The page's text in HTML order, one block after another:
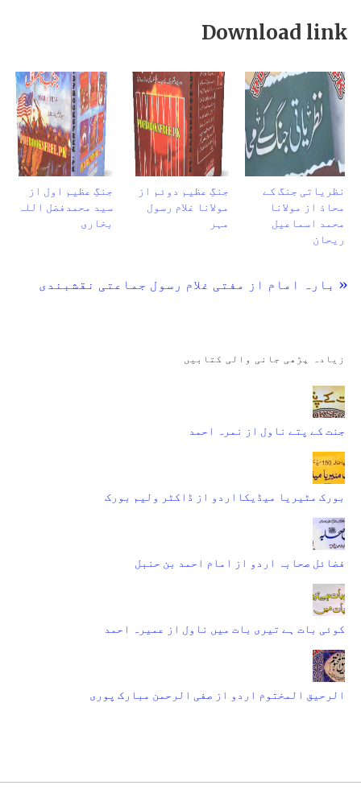
Download link
جنگِ عظیم اول از
سید محمدفضل اللہ
بخاری
جنگِ عظیم دوئم از
مولانا غلام رسول
مہر
نظریاتی جنگ کے
محاذ از مولانا
محمد اسماعیل
ریحان
« بارہ امام از مفتی غلام رسول جماعتی نقشبندی
زیادہ پڑھی جانی والی کتابیں
جنت کے پتے ناول از نمرہ احمد
بورک مٹیریا میڈیکااردو از ڈاکٹر ولیم بورک
فضائل صحابہ اردو از امام احمد بن حنبل
کوئی بات ہے تیری بات میں ناول از عمیرہ احمد
الرحیق المختوم اردو از صفی الرحمن مبارک پوری